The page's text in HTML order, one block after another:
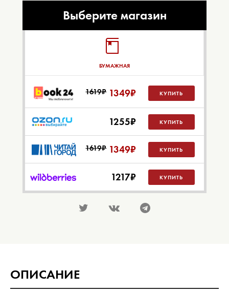
Выберите магазин
БУМАЖНАЯ
1619₽ 1349₽ КУПИТЬ
1255₽ КУПИТЬ
1619₽ 1349₽ КУПИТЬ
1217₽ КУПИТЬ
ОПИСАНИЕ